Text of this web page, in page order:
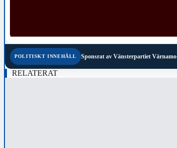
POLITISKT INNEHÅLL Sponsrat av Vänsterpartiet Värnamo
RELATERAT